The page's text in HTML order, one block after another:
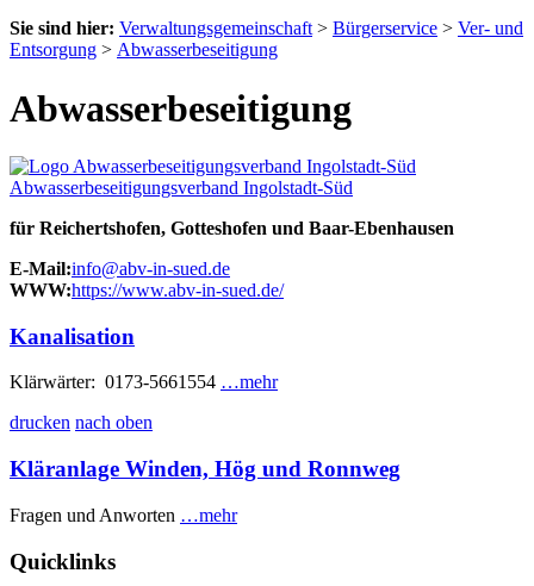
Sie sind hier: Verwaltungsgemeinschaft > Bürgerservice > Ver- und
Entsorgung > Abwasserbeseitigung
Abwasserbeseitigung
Abwasserbeseitigungsverband Ingolstadt-Süd
für Reichertshofen, Gotteshofen und Baar-Ebenhausen
E-Mail:info@abv-in-sued.de
WWW:https://www.abv-in-sued.de/
Kanalisation
Klärwärter: 0173-5661554 …mehr
drucken nach oben
Kläranlage Winden, Hög und Ronnweg
Fragen und Anworten …mehr
Quicklinks